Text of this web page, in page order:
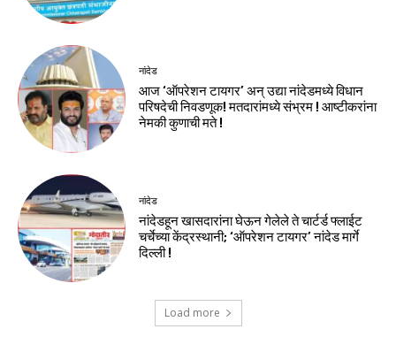
नांदेड
आज ‘ऑपरेशन टायगर’ अन् उद्या नांदेडमध्ये विधान
परिषदेची निवडणूक! मतदारांमध्ये संभ्रम ! आष्टीकरांना
नेमकी कुणाची मते !
नांदेड
नांदेडहून खासदारांना घेऊन गेलेले ते चार्टर्ड फ्लाईट
चर्चेच्या केंद्रस्थानी; ‘ऑपरेशन टायगर’ नांदेड मार्गे
दिल्ली !
Load more